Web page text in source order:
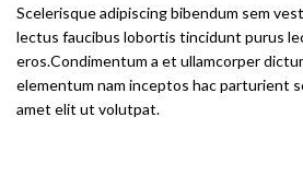
Scelerisque adipiscing bibendum sem
lectus faucibus lobortis tincidunt purus
eros.Condimentum a et ullamcorper
elementum nam inceptos hac parturient
amet elit ut volutpat.